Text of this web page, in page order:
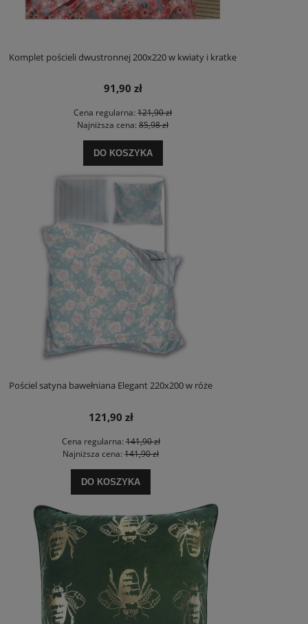
Komplet pościeli dwustronnej 200x220 w kwiaty i kratke
91,90 zł
Cena regularna: 121,90 zł
Najniższa cena: 85,98 zł
DO KOSZYKA
Pościel satyna bawełniana Elegant 220x200 w róże
121,90 zł
Cena regularna:141,90 zł
Najniższa cena: 141,90 zł
DO KOSZYKA